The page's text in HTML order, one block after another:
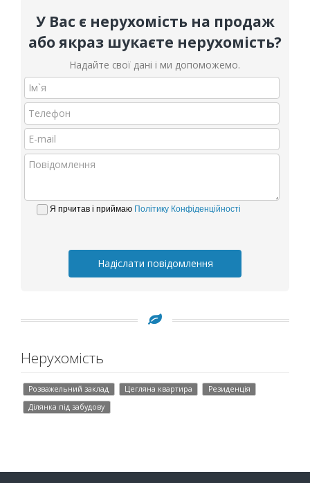
У Вас є нерухомість на продаж
або якраз шукаєте нерухомість?
Надайте свої дані і ми допоможемо.
Я прчитав і приймаю Політику Конфіденційності
Надіслати повідомлення
Нерухомість
Розважельний заклад Цегляна квартира
Резиденція
Ділянка під забудову